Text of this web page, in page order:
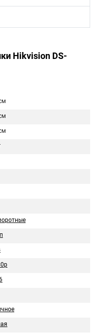
Hikvision DS-